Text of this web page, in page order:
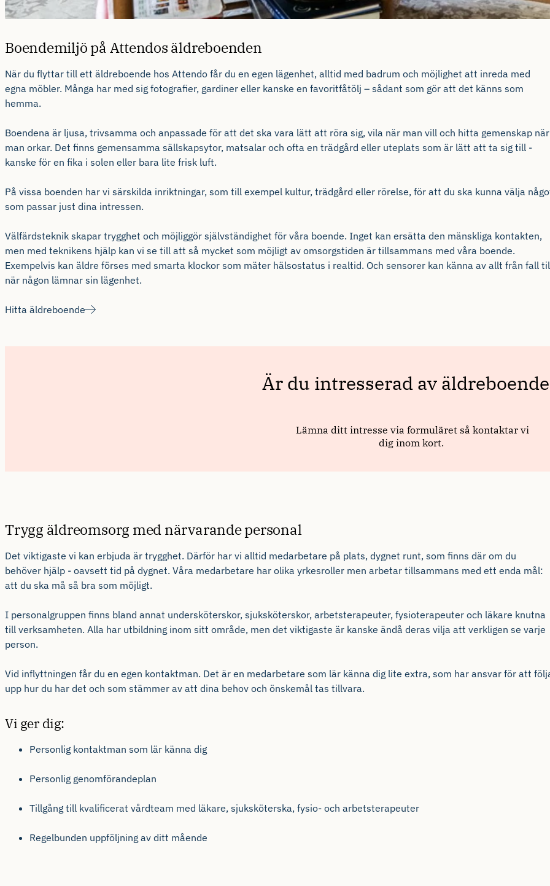
Boendemiljö på Attendos äldreboenden
När du flyttar till ett äldreboende hos Attendo får du en egen lägenhet, alltid med badrum och möjlighet att inreda med
egna möbler. Många har med sig fotografier, gardiner eller kanske en favoritfåtölj – sådant som gör att det känns som
hemma.
Boendena är ljusa, trivsamma och anpassade för att det ska vara lätt att röra sig, vila när man vill och hitta gemenskap när
man orkar. Det finns gemensamma sällskapsytor, matsalar och ofta en trädgård eller uteplats som är lätt att ta sig till -
kanske för en fika i solen eller bara lite frisk luft.
På vissa boenden har vi särskilda inriktningar, som till exempel kultur, trädgård eller rörelse, för att du ska kunna välja
som passar just dina intressen.
Välfärdsteknik skapar trygghet och möjliggör självständighet för våra boende. Inget kan ersätta den mänskliga kontakten,
men med teknikens hjälp kan vi se till att så mycket som möjligt av omsorgstiden är tillsammans med våra boende.
Exempelvis kan äldre förses med smarta klockor som mäter hälsostatus i realtid. Och sensorer kan känna av allt från fall
när någon lämnar sin lägenhet.
Hitta äldreboende
Trygg äldreomsorg med närvarande personal
Det viktigaste vi kan erbjuda är trygghet. Därför har vi alltid medarbetare på plats, dygnet runt, som finns där om du
behöver hjälp - oavsett tid på dygnet. Våra medarbetare har olika yrkesroller men arbetar tillsammans med ett enda mål:
att du ska må så bra som möjligt.
I personalgruppen finns bland annat undersköterskor, sjuksköterskor, arbetsterapeuter, fysioterapeuter och läkare knutna
till verksamheten. Alla har utbildning inom sitt område, men det viktigaste är kanske ändå deras vilja att verkligen se varje
person.
Vid inflyttningen får du en egen kontaktman. Det är en medarbetare som lär känna dig lite extra, som har ansvar för att
upp hur du har det och som stämmer av att dina behov och önskemål tas tillvara.
Vi ger dig:
Personlig kontaktman som lär känna dig
Personlig genomförandeplan
Tillgång till kvalificerat vårdteam med läkare, sjuksköterska, fysio- och arbetsterapeuter
Regelbunden uppföljning av ditt mående